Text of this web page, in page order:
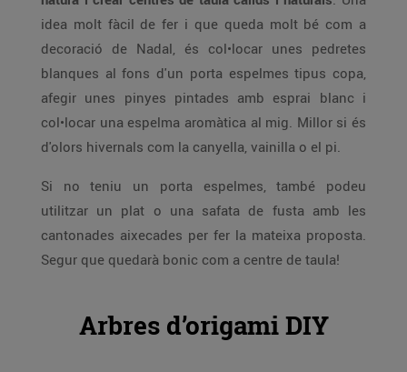
idea molt fàcil de fer i que queda molt bé com a
decoració de Nadal, és col•locar unes pedretes
blanques al fons d'un porta espelmes tipus copa,
afegir unes pinyes pintades amb esprai blanc i
col•locar una espelma aromàtica al mig. Millor si és
d'olors hivernals com la canyella, vainilla o el pi.
Si no teniu un porta espelmes, també podeu
utilitzar un plat o una safata de fusta amb les
cantonades aixecades per fer la mateixa proposta.
Segur que quedarà bonic com a centre de taula!
Arbres d’origami DIY